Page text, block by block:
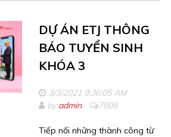
DỰ ÁN ETJ THÔNG
BÁO TUYỂN SINH
KHÓA 3
3/3/2021 9:36:05 AM
byadmin 7809
Tiếp nối những thành công từ